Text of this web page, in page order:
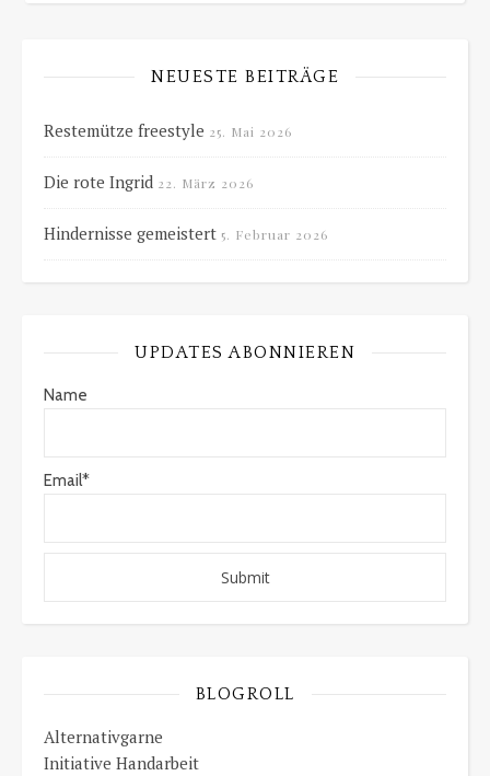
NEUESTE BEITRÄGE
Restemütze freestyle 25. Mai 2026
Die rote Ingrid 22. März 2026
Hindernisse gemeistert 5. Februar 2026
UPDATES ABONNIEREN
Name
Email*
BLOGROLL
Alternativgarne
Initiative Handarbeit